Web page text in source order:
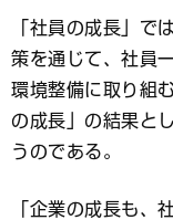
「社員の成長」で
策を通じて、社員
環境整備に取り組
の成長」の結果と
うのである。
「企業の成長も、